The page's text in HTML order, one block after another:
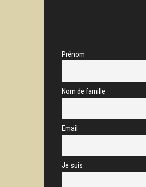
Prénom
Nom de famille
Email
Je suis